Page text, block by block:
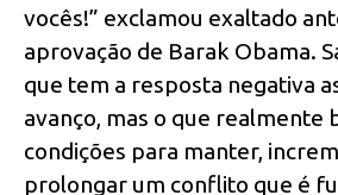
vocês!” exclamou exaltado
aprovação de Barak Obama.
que tem a resposta negativa
avanço, mas o que realmente
condições para manter,
prolongar um conflito que é